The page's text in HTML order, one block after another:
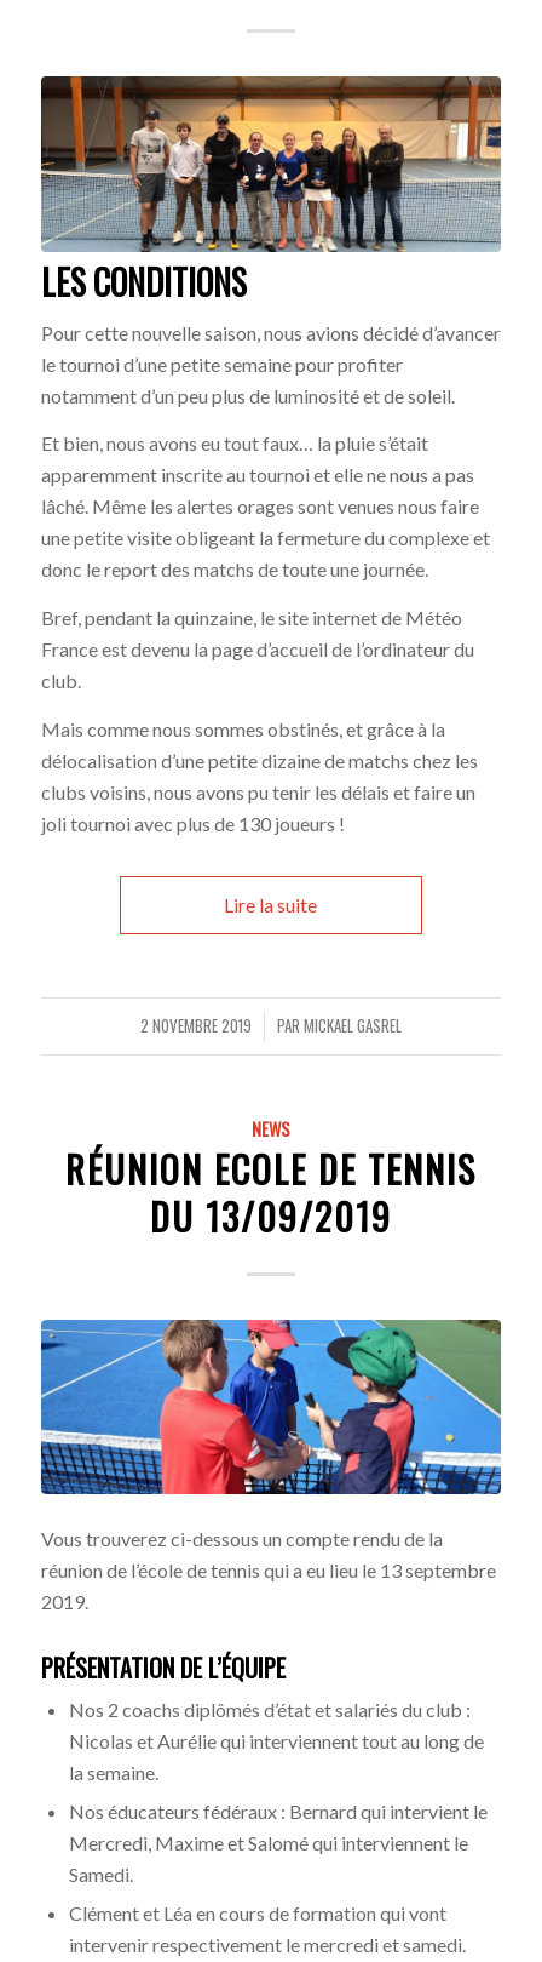
LES CONDITIONS
Pour cette nouvelle saison, nous avions décidé d’avancer
le tournoi d’une petite semaine pour profiter
notamment d’un peu plus de luminosité et de soleil.
Et bien, nous avons eu tout faux… la pluie s’était
apparemment inscrite au tournoi et elle ne nous a pas
lâché. Même les alertes orages sont venues nous faire
une petite visite obligeant la fermeture du complexe et
donc le report des matchs de toute une journée.
Bref, pendant la quinzaine, le site internet de Météo
France est devenu la page d’accueil de l’ordinateur du
club.
Mais comme nous sommes obstinés, et grâce à la
délocalisation d’une petite dizaine de matchs chez les
clubs voisins, nous avons pu tenir les délais et faire un
joli tournoi avec plus de 130 joueurs !
Lire la suite
2 NOVEMBRE 2019
/ PAR MICKAEL GASREL
NEWS
RÉUNION ECOLE DE TENNIS
DU 13/09/2019
Vous trouverez ci-dessous un compte rendu de la
réunion de l’école de tennis qui a eu lieu le 13 septembre
2019.
PRÉSENTATION DE L’ÉQUIPE
Nos 2 coachs diplômés d’état et salariés du club :
Nicolas et Aurélie qui interviennent tout au long de
la semaine.
Nos éducateurs fédéraux : Bernard qui intervient le
Mercredi, Maxime et Salomé qui interviennent le
Samedi.
Clément et Léa en cours de formation qui vont
intervenir respectivement le mercredi et samedi.